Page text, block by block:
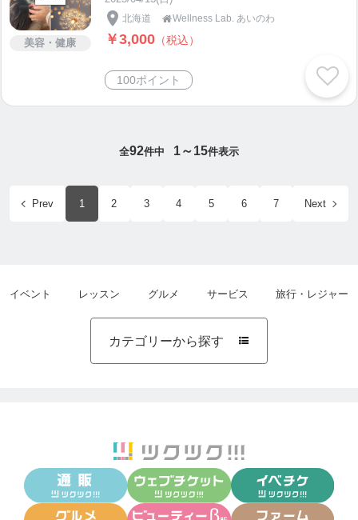
美容・健康
北海道 Wellness Lab. あいのわ
￥3,000 （税込）
100ポイント
全92件中 1～15件表示
Prev 1 2 3 4 5 6 7 Next
イベント レッスン グルメ サービス 旅行・レジャー
カテゴリーから探す 